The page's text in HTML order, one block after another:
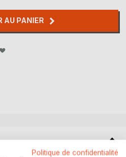
AU PANIER
Politique de confidentialité